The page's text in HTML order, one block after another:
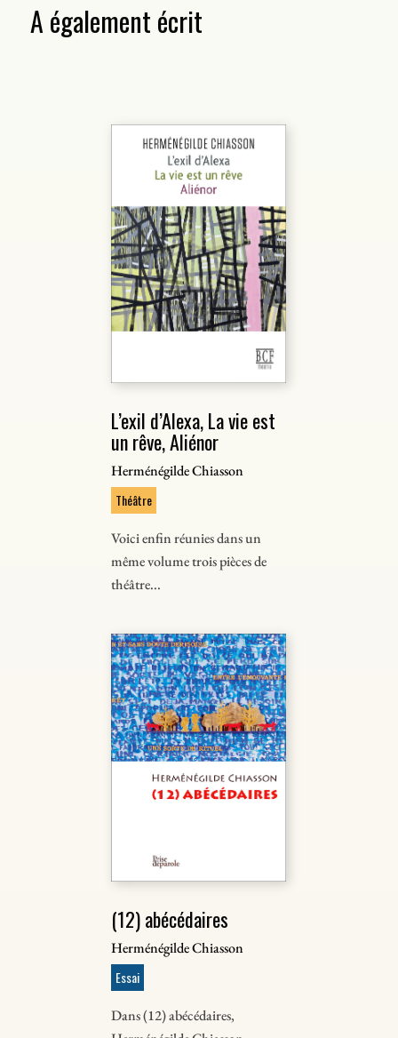
A également écrit
L’exil d’Alexa, La vie est
un rêve, Aliénor
Herménégilde Chiasson
Théâtre
Voici enfin réunies dans un
même volume trois pièces de
théâtre...
(12) abécédaires
Herménégilde Chiasson
Essai
Dans (12) abécédaires,